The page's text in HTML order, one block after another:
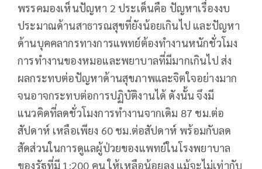
พรรคมองเห็นปัญหา 2 ประเด็นคือ ปัญหาเรื่องงบ
ประมาณด้านสาธารณสุขที่ยังน้อยเกินไป และปัญหา
ด้านบุคคลากรทางการแพทย์ต้องทำงานหนักชั่วโมง
การทำงานของหมอและพยาบาลที่มีมากเกินไป ส่ง
ผลกระทบต่อปัญหาด้านสุขภาพและจิตใจอย่างมาก
จนอาจกระทบต่อการปฏิบัติงานได้ ดังนั้น จึงมี
แนวคิดที่ลดชั่วโมงการทำงานจากเดิม 87 ชม.ต่อ
สัปดาห์ เหลือเพียง 60 ชม.ต่อสัปดาห์ พร้อมกับลด
สัดส่วนในการดูแลผู้ป่วยของแพทย์ในโรงพยาบาล
ของรัฐที่มี 1:200 คน ให้เหลือน้อยลง แม้จะไม่เท่ากับ